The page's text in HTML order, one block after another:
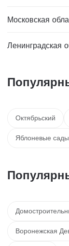
Московская
Ленинградская
Октябрьский
Яблоневые сады
Воронежская